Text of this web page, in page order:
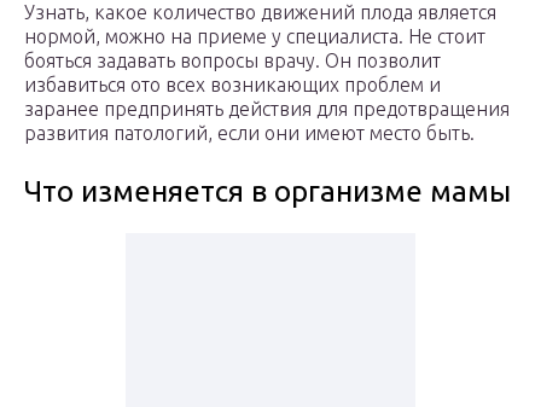
Узнать, какое количество движений плода является
нормой, можно на приеме у специалиста. Не стоит
бояться задавать вопросы врачу. Он позволит
избавиться ото всех возникающих проблем и
заранее предпринять действия для предотвращения
развития патологий, если они имеют место быть.
Что изменяется в организме мамы